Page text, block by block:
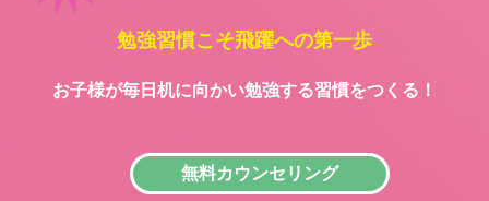
勉強習慣こそ飛躍への第一歩
お子様が毎日机に向かい勉強する習慣をつくる！
無料カウンセリング